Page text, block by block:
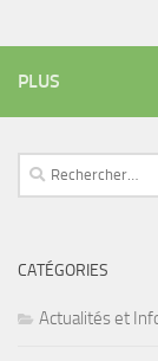
PLUS
Rechercher :
CATÉGORIES
Actualités et